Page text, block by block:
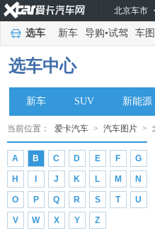
北京车市
选车 新车 导购•试驾 车图
选车中心
新车 SUV 新能源
当前位置： 爱卡汽车 > 汽车图片 >
A B C D E F G
H J K L M N
O P Q R S T U
V W X Y Z
比德文汽车(231)
北京越野(14314)
北京越野(14314)
concept500(9)
concept900(8)
北京BJ100
北京BJ20(2311)
北京BJ30(696)
北京BJ40(7256)
北京BJ40新能源(78)
北京BJ60(382)
北京BJ60雷霆(111)